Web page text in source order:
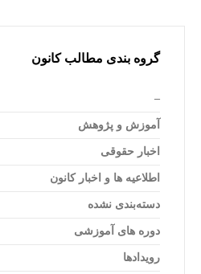
گروه بندی مطالب کانون
–
آموزش و پژوهش
اخبار حقوقی
اطلاعیه ها و اخبار کانون
دسته‌بندی نشده
دوره های آموزشی
رویدادها